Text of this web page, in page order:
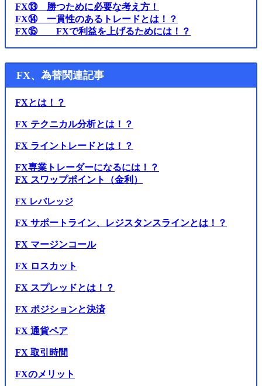
FX⑬ 勝つために必要な考え方！
FX⑭ 一貫性のあるトレードとは！？
FX⑮ FXで利益を上げるためには！？
FX、為替関連記事
FXとは！？
FX テクニカル分析とは！？
FX ライントレードとは！？
FX専業トレーダーになるには！？
FX スワップポイント（金利）
FX レバレッジ
FX サポートライン、レジスタンスラインとは！？
FX マージンコール
FX ロスカット
FX スプレッドとは！？
FX ポジションと決済
FX 通貨ペア
FX 取引時間
FXのメリット